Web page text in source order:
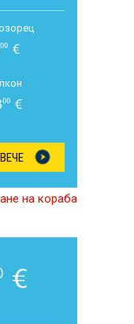
00 €
00 €
на кораба
€